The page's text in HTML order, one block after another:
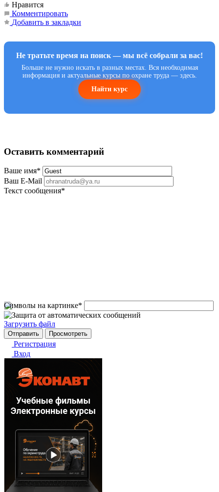
Нравится
Комментировать
Добавить в закладки
Не тратьте время на поиск — мы всё собрали за вас!
Больше не нужно искать в разных местах. Вся необходимая
информация и актуальные курсы по охране труда — здесь.
Найти курс
Оставить комментарий
Ваше имя*
Ваш E-Mail
Текст сообщения*
Символы на картинке*
Загрузить файл
Регистрация
Вход